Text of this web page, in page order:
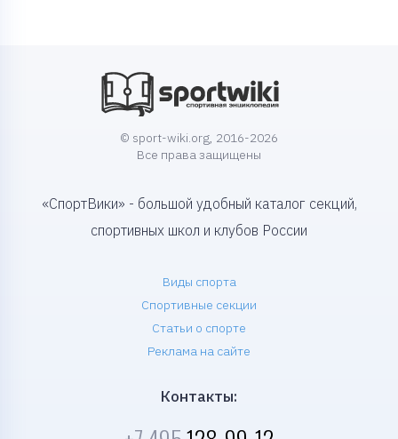
© sport-wiki.org, 2016-2026
Все права защищены
«СпортВики» - большой удобный каталог секций,
спортивных школ и клубов России
Виды спорта
Спортивные секции
Статьи о спорте
Реклама на сайте
Контакты: